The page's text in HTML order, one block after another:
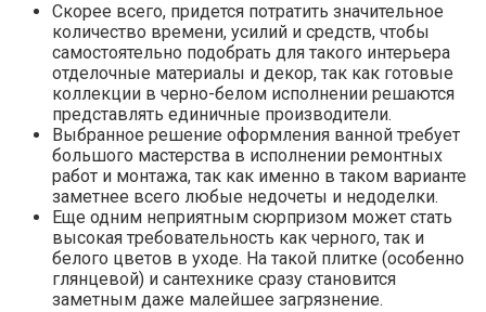
Скорее всего, придется потратить значительное
количество времени, усилий и средств, чтобы
самостоятельно подобрать для такого интерьера
отделочные материалы и декор, так как готовые
коллекции в черно-белом исполнении решаются
представлять единичные производители.
Выбранное решение оформления ванной требует
большого мастерства в исполнении ремонтных
работ и монтажа, так как именно в таком варианте
заметнее всего любые недочеты и недоделки.
Еще одним неприятным сюрпризом может стать
высокая требовательность как черного, так и
белого цветов в уходе. На такой плитке (особенно
глянцевой) и сантехнике сразу становится
заметным даже малейшее загрязнение.